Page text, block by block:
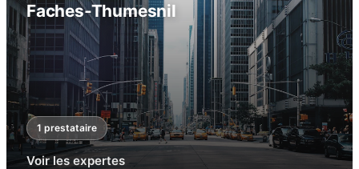
Faches-Thumesnil
1 prestataire
Voir les expertes